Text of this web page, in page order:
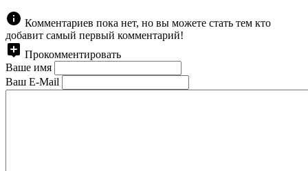
Комментариев пока нет, но вы можете стать тем кто
добавит самый первый комментарий!
Прокомментировать
Ваше имя
Ваш E-Mail